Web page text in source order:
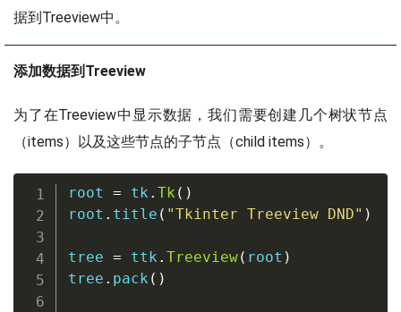
据到Treeview中。
添加数据到Treeview
为了在Treeview中显示数据，我们需要创建几个树状节点
（items）以及这些节点的子节点（child items）。
root = tk . Tk ( )
root . title ( "Tkinter Treeview DND" )
tree = ttk . Treeview( root )
tree . pack ( )